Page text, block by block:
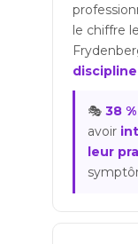
le chiffre
discipline
🎭 38
avoir
leur